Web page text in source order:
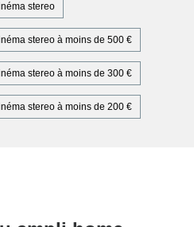
stereo
stereo à moins de 500 €
stereo à moins de 300 €
stereo à moins de 200 €